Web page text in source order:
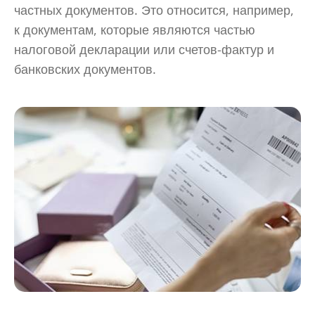
частных документов. Это относится, например,
к документам, которые являются частью
налоговой декларации или счетов-фактур и
банковских документов.